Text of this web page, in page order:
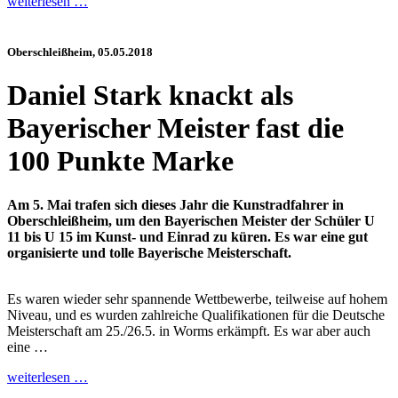
Oberschleißheim, 05.05.2018
Daniel Stark knackt als
Bayerischer Meister fast die
100 Punkte Marke
Am 5. Mai trafen sich dieses Jahr die Kunstradfahrer in
Oberschleißheim, um den Bayerischen Meister der Schüler U
11 bis U 15 im Kunst- und Einrad zu küren. Es war eine gut
organisierte und tolle Bayerische Meisterschaft.
Es waren wieder sehr spannende Wettbewerbe, teilweise auf hohem
Niveau, und es wurden zahlreiche Qualifikationen für die Deutsche
Meisterschaft am 25./26.5. in Worms erkämpft. Es war aber auch
eine …
weiterlesen …